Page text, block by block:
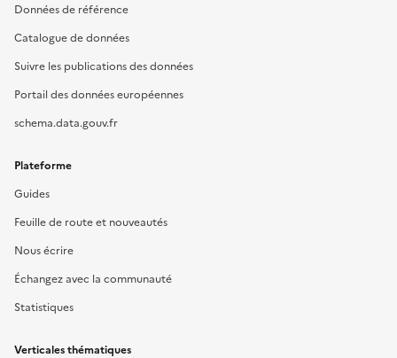
Données de référence
Catalogue de données
Suivre les publications des données
Portail des données européennes
schema.data.gouv.fr
Plateforme
Guides
Feuille de route et nouveautés
Nous écrire
Échangez avec la communauté
Statistiques
Verticales thématiques